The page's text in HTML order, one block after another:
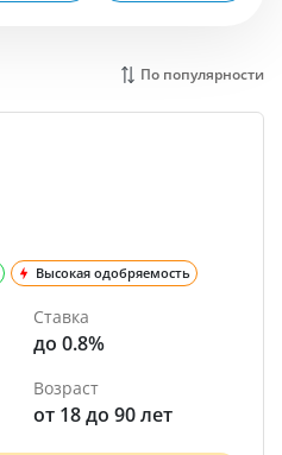
По популярности
Высокая одобряемость
Ставка
до 0.8%
Возраст
от 18 до 90 лет